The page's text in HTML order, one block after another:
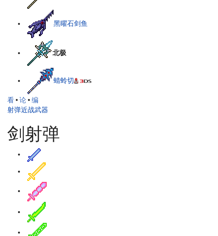
黑曜石剑鱼
北极
蜻蛉切
看•论•编
射弹近战武器
剑射弹